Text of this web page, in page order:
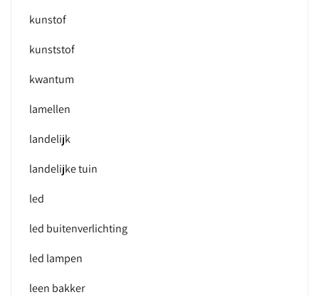
kunstof
kunststof
kwantum
lamellen
landelijk
landelijke tuin
led
led buitenverlichting
led lampen
leen bakker